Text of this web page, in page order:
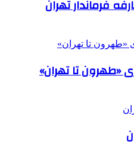
فرماندار تهران
«طهرون تا تهران»